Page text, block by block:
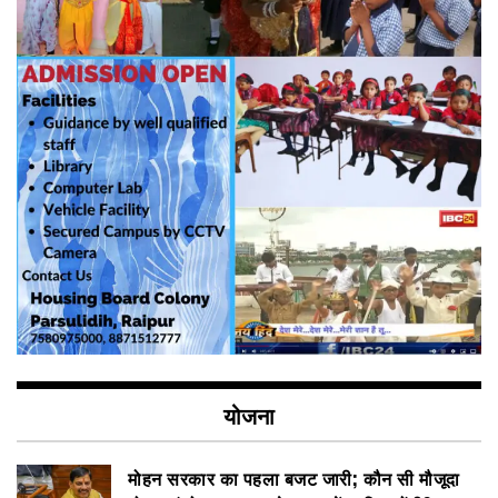
योजना
मोहन सरकार का पहला बजट जारी; कौन सी मौजूदा